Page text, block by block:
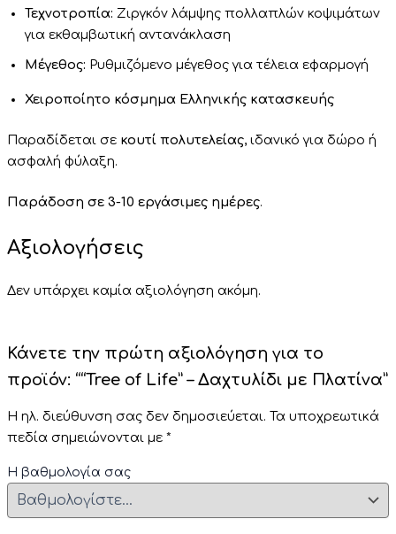
Τεχνοτροπία: Ζιργκόν λάμψης πολλαπλών κοψιμάτων
για εκθαμβωτική αντανάκλαση
Μέγεθος: Ρυθμιζόμενο μέγεθος για τέλεια εφαρμογή
Χειροποίητο κόσμημα Ελληνικής κατασκευής
Παραδίδεται σε κουτί πολυτελείας, ιδανικό για δώρο ή
ασφαλή φύλαξη.
Παράδοση σε 3-10 εργάσιμες ημέρες.
Αξιολογήσεις
Δεν υπάρχει καμία αξιολόγηση ακόμη.
Κάνετε την πρώτη αξιολόγηση για το
προϊόν: ““Tree of Life” – Δαχτυλίδι με Πλατίνα”
Η ηλ. διεύθυνση σας δεν δημοσιεύεται. Τα υποχρεωτικά
πεδία σημειώνονται με *
Η βαθμολογία σας